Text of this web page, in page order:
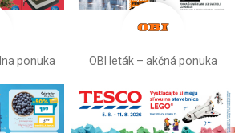
ponuka OBI leták –⁠ akčná ponuka